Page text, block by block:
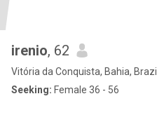
irenio, 62
Vitória da Conquista, Bahia, Brazil
Seeking: Female 36 - 56